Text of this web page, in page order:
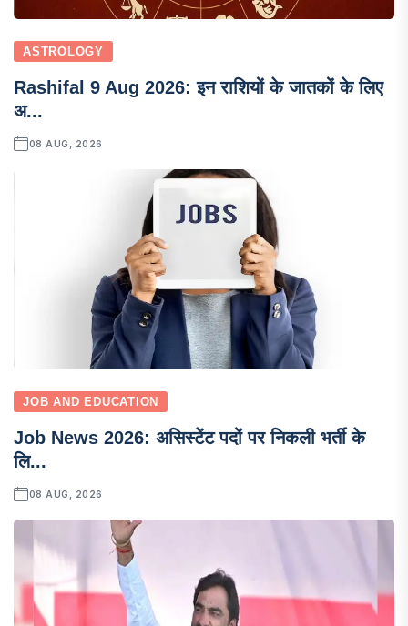
ASTROLOGY
Rashifal 9 Aug 2026: इन राशियों के जातकों के लिए
अ...
08 AUG, 2026
JOB AND EDUCATION
Job News 2026: असिस्टेंट पदों पर निकली भर्ती के
लि...
08 AUG, 2026